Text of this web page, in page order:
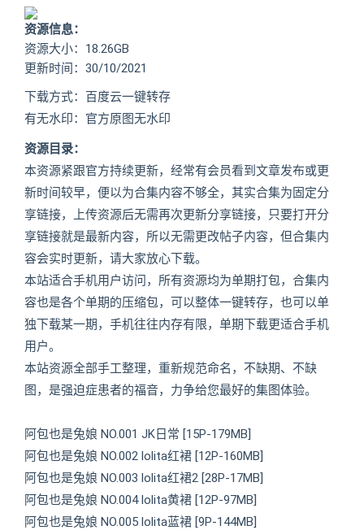
资源信息：
资源大小：18.26GB
更新时间：30/10/2021
下载方式：百度云一键转存
有无水印：官方原图无水印
资源目录：
本资源紧跟官方持续更新，经常有会员看到文章发布或更
新时间较早，便以为合集内容不够全，其实合集为固定分
享链接，上传资源后无需再次更新分享链接，只要打开分
享链接就是最新内容，所以无需更改帖子内容，但合集内
容会实时更新，请大家放心下载。
本站适合手机用户访问，所有资源均为单期打包，合集内
容也是各个单期的压缩包，可以整体一键转存，也可以单
独下载某一期，手机往往内存有限，单期下载更适合手机
用户。
本站资源全部手工整理，重新规范命名，不缺期、不缺
图，是强迫症患者的福音，力争给您最好的集图体验。
阿包也是兔娘 NO.001 JK日常 [15P-179MB]
阿包也是兔娘 NO.002 lolita红裙 [12P-160MB]
阿包也是兔娘 NO.003 lolita红裙2 [28P-17MB]
阿包也是兔娘 NO.004 lolita黄裙 [12P-97MB]
阿包也是兔娘 NO.005 lolita蓝裙 [9P-144MB]